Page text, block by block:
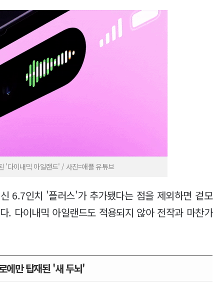
'다이내믹 아일랜드' / 사진=애플 유튜브
6.7인치 '플러스'가 추가됐다는 점을 제외하면 겉모
. 다이내믹 아일랜드도 적용되지 않아 전작과 마찬가
에만 탑재된 '새 두뇌'